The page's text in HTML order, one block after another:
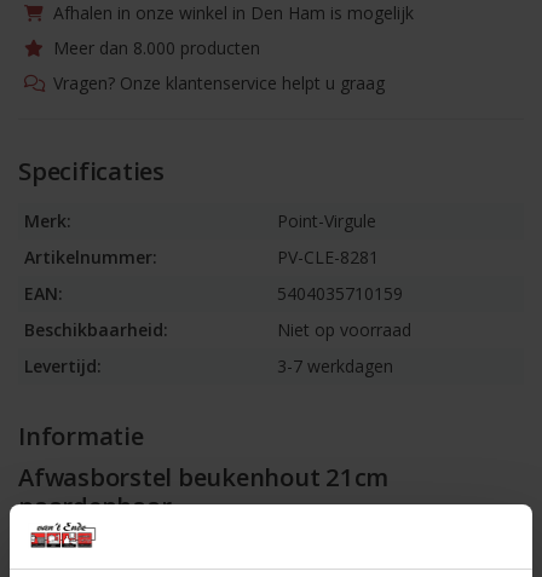
Afhalen in onze winkel in Den Ham is mogelijk
Meer dan 8.000 producten
Vragen? Onze klantenservice helpt u graag
Specificaties
Merk:
Point-Virgule
Artikelnummer:
PV-CLE-8281
EAN:
5404035710159
Beschikbaarheid:
Niet op voorraad
Levertijd:
3-7 werkdagen
Informatie
Afwasborstel beukenhout 21cm
paardenhaar
Klik hier voor de volledige collectie van Afwasborstels.